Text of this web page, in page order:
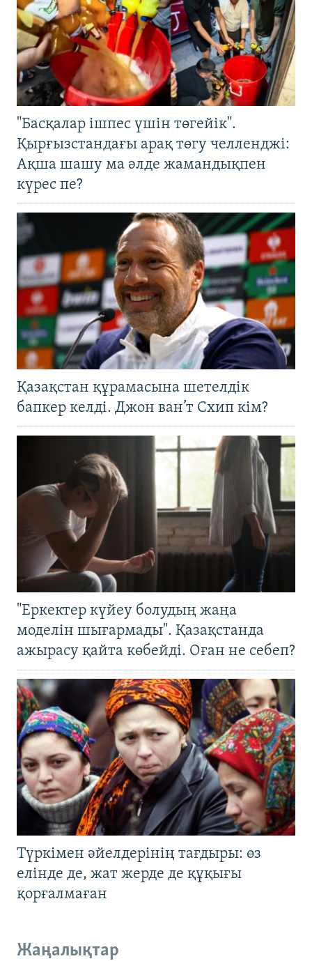
"Басқалар ішпес үшін төгейік".
Қырғызстандағы арақ төгу челленджі:
Ақша шашу ма әлде жамандықпен
күрес пе?
Қазақстан құрамасына шетелдік
бапкер келді. Джон ван’т Схип кім?
"Еркектер күйеу болудың жаңа
моделін шығармады". Қазақстанда
ажырасу қайта көбейді. Оған не себеп?
Түркімен әйелдерінің тағдыры: өз
елінде де, жат жерде де құқығы
қорғалмаған
Жаңалықтар